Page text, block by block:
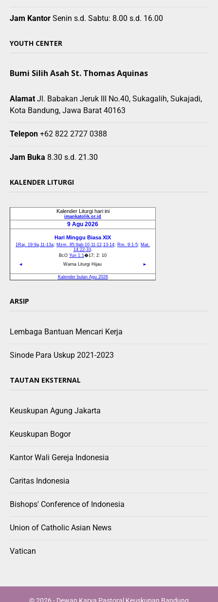
Jam Kantor Senin s.d. Sabtu: 8.00 s.d. 16.00
YOUTH CENTER
Bumi Silih Asah St. Thomas Aquinas
Alamat Jl. Babakan Jeruk III No.40, Sukagalih, Sukajadi,
Kota Bandung, Jawa Barat 40163
Telepon +62 822 2727 0388
Jam Buka 8.30 s.d. 21.30
KALENDER LITURGI
ARSIP
Lembaga Bantuan Mencari Kerja
Sinode Para Uskup 2021-2023
TAUTAN EKSTERNAL
Keuskupan Agung Jakarta
Keuskupan Bogor
Kantor Wali Gereja Indonesia
Caritas Indonesia
Bishops' Conference of Indonesia
Union of Catholic Asian News
Vatican